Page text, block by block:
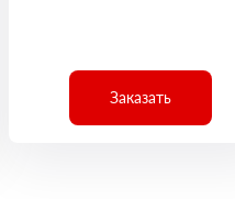
Заказать